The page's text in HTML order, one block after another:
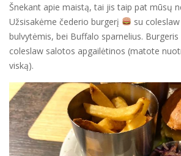
Šnekant apie maistą, tai jis taip pat mūsų
Užsisakėme čederio burgerį
su
bulvytėmis, bei Buffalo sparnelius.
coleslaw salotos apgailėtinos (matote
viską).